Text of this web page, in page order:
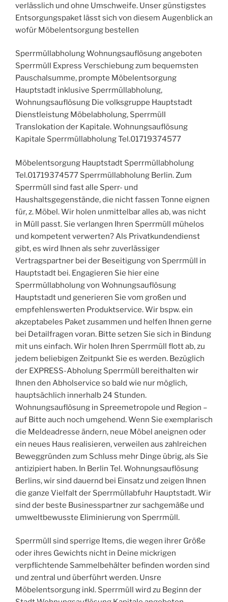
verlässlich und ohne Umschweife. Unser günstigstes
Entsorgungspaket lässt sich von diesem Augenblick an
wofür Möbelentsorgung bestellen
Sperrmüllabholung Wohnungsauflösung angeboten
Sperrmüll Express Verschiebung zum bequemsten
Pauschalsumme, prompte Möbelentsorgung
Hauptstadt inklusive Sperrmüllabholung,
Wohnungsauflösung Die volksgruppe Hauptstadt
Dienstleistung Möbelabholung, Sperrmüll
Translokation der Kapitale. Wohnungsauflösung
Kapitale Sperrmüllabholung Tel.01719374577
Möbelentsorgung Hauptstadt Sperrmüllabholung
Tel.01719374577 Sperrmüllabholung Berlin. Zum
Sperrmüll sind fast alle Sperr- und
Haushaltsgegenstände, die nicht fassen Tonne eignen
für, z. Möbel. Wir holen unmittelbar alles ab, was nicht
in Müll passt. Sie verlangen Ihren Sperrmüll mühelos
und kompetent verwerten? Als Privatkundendienst
gibt, es wird Ihnen als sehr zuverlässiger
Vertragspartner bei der Beseitigung von Sperrmüll in
Hauptstadt bei. Engagieren Sie hier eine
Sperrmüllabholung von Wohnungsauflösung
Hauptstadt und generieren Sie vom großen und
empfehlenswerten Produktservice. Wir bspw. ein
akzeptabeles Paket zusammen und helfen Ihnen gerne
bei Detailfragen voran. Bitte setzen Sie sich in Bindung
mit uns einfach. Wir holen Ihren Sperrmüll flott ab, zu
jedem beliebigen Zeitpunkt Sie es werden. Bezüglich
der EXPRESS-Abholung Sperrmüll bereithalten wir
Ihnen den Abholservice so bald wie nur möglich,
hauptsächlich innerhalb 24 Stunden.
Wohnungsauflösung in Spreemetropole und Region –
auf Bitte auch noch umgehend. Wenn Sie exemplarisch
die Meldeadresse ändern, neue Möbel aneignen oder
ein neues Haus realisieren, verweilen aus zahlreichen
Beweggründen zum Schluss mehr Dinge übrig, als Sie
antizipiert haben. In Berlin Tel. Wohnungsauflösung
Berlins, wir sind dauernd bei Einsatz und zeigen Ihnen
die ganze Vielfalt der Sperrmüllabfuhr Hauptstadt. Wir
sind der beste Businesspartner zur sachgemäße und
umweltbewusste Eliminierung von Sperrmüll.
Sperrmüll sind sperrige Items, die wegen ihrer Größe
oder ihres Gewichts nicht in Deine mickrigen
verpflichtende Sammelbehälter befinden worden sind
und zentral und überführt werden. Unsre
Möbelentsorgung inkl. Sperrmüll wird zu Beginn der